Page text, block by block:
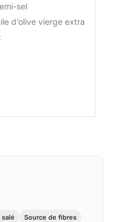
sel
d’olive vierge extra
salé
Source de fibres